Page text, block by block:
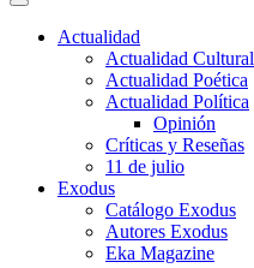
Menú
principalActualidad
Actualidad Cultural
Actualidad Poética
Actualidad Política
Opinión
Críticas y Reseñas
11 de julio
Exodus
Catálogo Exodus
Autores Exodus
Eka Magazine